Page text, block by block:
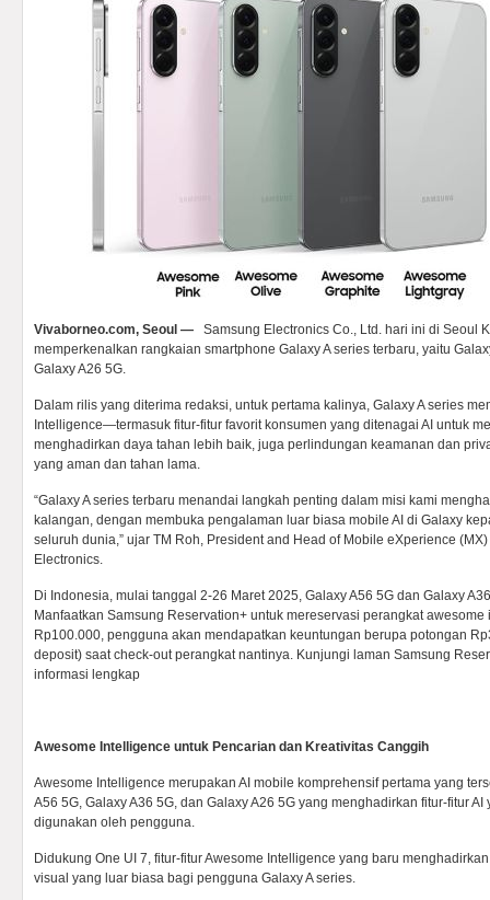
Vivaborneo.com, Seoul —
Samsung Electronics Co., Ltd. hari ini di Seoul
memperkenalkan rangkaian smartphone Galaxy A series terbaru, yaitu
Galaxy A26 5G.
Dalam rilis yang diterima redaksi, untuk pertama kalinya, Galaxy A series
Intelligence—termasuk fitur-fitur favorit konsumen yang ditenagai AI untuk
menghadirkan daya tahan lebih baik, juga perlindungan keamanan dan
yang aman dan tahan lama.
“Galaxy A series terbaru menandai langkah penting dalam misi kami
kalangan, dengan membuka pengalaman luar biasa mobile AI di Galaxy
seluruh dunia,” ujar TM Roh, President and Head of Mobile eXperience
Electronics.
Di Indonesia, mulai tanggal 2-26 Maret 2025, Galaxy A56 5G dan Galaxy
Manfaatkan Samsung Reservation+ untuk mereservasi perangkat
Rp100.000, pengguna akan mendapatkan keuntungan berupa potongan
deposit) saat check-out perangkat nantinya. Kunjungi laman Samsung
informasi lengkap
Awesome Intelligence untuk Pencarian dan Kreativitas Canggih
Awesome Intelligence merupakan AI mobile komprehensif pertama yang
A56 5G, Galaxy A36 5G, dan Galaxy A26 5G yang menghadirkan fitur-fitur
digunakan oleh pengguna.
Didukung One UI 7, fitur-fitur Awesome Intelligence yang baru
visual yang luar biasa bagi pengguna Galaxy A series.